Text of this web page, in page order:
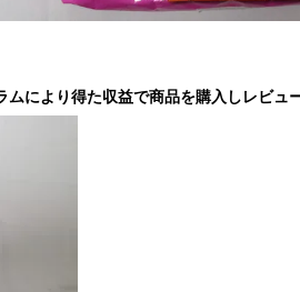
ムにより得た収益で商品を購入しレビュ